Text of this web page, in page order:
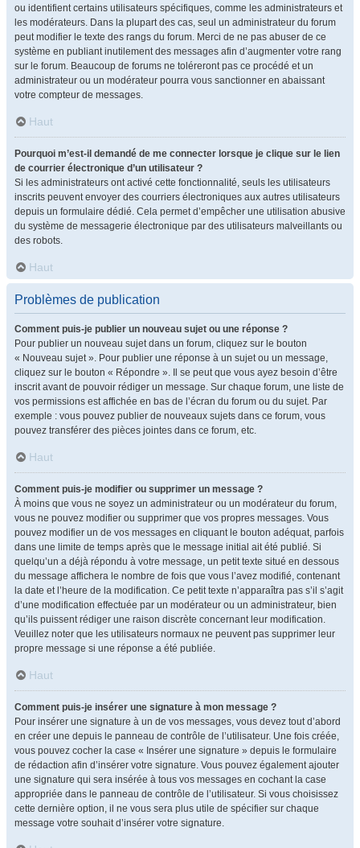
ou identifient certains utilisateurs spécifiques, comme les administrateurs et
les modérateurs. Dans la plupart des cas, seul un administrateur du forum
peut modifier le texte des rangs du forum. Merci de ne pas abuser de ce
système en publiant inutilement des messages afin d’augmenter votre rang
sur le forum. Beaucoup de forums ne toléreront pas ce procédé et un
administrateur ou un modérateur pourra vous sanctionner en abaissant
votre compteur de messages.
Haut
Pourquoi m’est-il demandé de me connecter lorsque je clique sur le lien
de courrier électronique d’un utilisateur ?
Si les administrateurs ont activé cette fonctionnalité, seuls les utilisateurs
inscrits peuvent envoyer des courriers électroniques aux autres utilisateurs
depuis un formulaire dédié. Cela permet d’empêcher une utilisation abusive
du système de messagerie électronique par des utilisateurs malveillants ou
des robots.
Haut
Problèmes de publication
Comment puis-je publier un nouveau sujet ou une réponse ?
Pour publier un nouveau sujet dans un forum, cliquez sur le bouton
« Nouveau sujet ». Pour publier une réponse à un sujet ou un message,
cliquez sur le bouton « Répondre ». Il se peut que vous ayez besoin d’être
inscrit avant de pouvoir rédiger un message. Sur chaque forum, une liste de
vos permissions est affichée en bas de l’écran du forum ou du sujet. Par
exemple : vous pouvez publier de nouveaux sujets dans ce forum, vous
pouvez transférer des pièces jointes dans ce forum, etc.
Haut
Comment puis-je modifier ou supprimer un message ?
À moins que vous ne soyez un administrateur ou un modérateur du forum,
vous ne pouvez modifier ou supprimer que vos propres messages. Vous
pouvez modifier un de vos messages en cliquant le bouton adéquat, parfois
dans une limite de temps après que le message initial ait été publié. Si
quelqu’un a déjà répondu à votre message, un petit texte situé en dessous
du message affichera le nombre de fois que vous l’avez modifié, contenant
la date et l’heure de la modification. Ce petit texte n’apparaîtra pas s’il s’agit
d’une modification effectuée par un modérateur ou un administrateur, bien
qu’ils puissent rédiger une raison discrète concernant leur modification.
Veuillez noter que les utilisateurs normaux ne peuvent pas supprimer leur
propre message si une réponse a été publiée.
Haut
Comment puis-je insérer une signature à mon message ?
Pour insérer une signature à un de vos messages, vous devez tout d’abord
en créer une depuis le panneau de contrôle de l’utilisateur. Une fois créée,
vous pouvez cocher la case « Insérer une signature » depuis le formulaire
de rédaction afin d’insérer votre signature. Vous pouvez également ajouter
une signature qui sera insérée à tous vos messages en cochant la case
appropriée dans le panneau de contrôle de l’utilisateur. Si vous choisissez
cette dernière option, il ne vous sera plus utile de spécifier sur chaque
message votre souhait d’insérer votre signature.